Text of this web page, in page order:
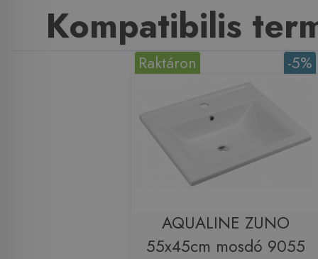
Kompatibilis
-5%
Raktáron
AQUALINE ZUNO
55x45cm mosdó 9055